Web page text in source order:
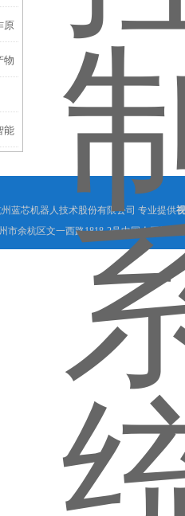
原
物
能
蓝芯机器人技术股份有限公司 专业提供
市余杭区文一西路1818-2号中国人工智能